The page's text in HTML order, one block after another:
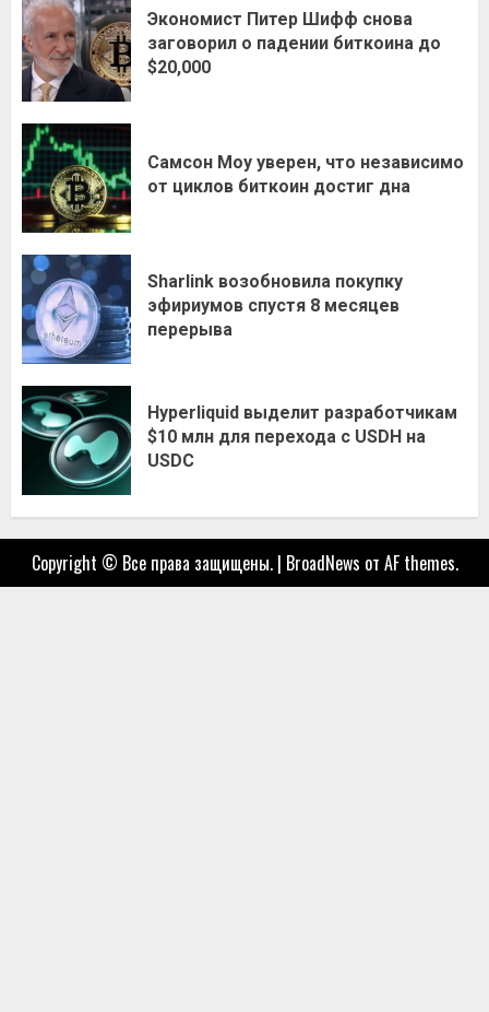
Экономист Питер Шифф снова
заговорил о падении биткоина до
$20,000
Самсон Моу уверен, что независимо
от циклов биткоин достиг дна
Sharlink возобновила покупку
эфириумов спустя 8 месяцев
перерыва
Hyperliquid выделит разработчикам
$10 млн для перехода с USDH на
USDC
Copyright © Все права защищены. | BroadNews от AF themes.